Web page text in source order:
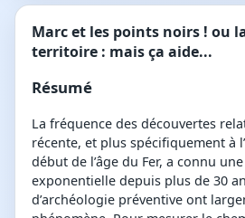
Marc et les points noirs ! ou
territoire : mais ça aide...
Résumé
La fréquence des découvertes
récente, et plus spécifiquement à
début de l’âge du Fer, a connu
exponentielle depuis plus de 30
d’archéologie préventive ont